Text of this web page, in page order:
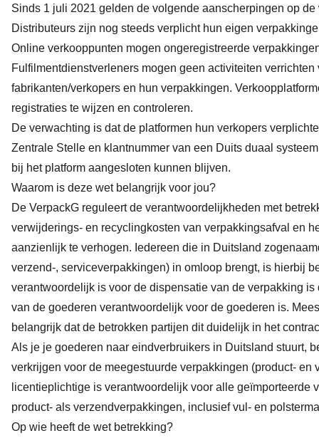
Sinds 1 juli 2021 gelden de volgende aanscherpingen op de
Distributeurs zijn nog steeds verplicht hun eigen
Online verkooppunten mogen ongeregistreerde
Fulfilmentdienstverleners mogen geen activiteiten
fabrikanten/verkopers en hun verpakkingen.
registraties te wijzen en controleren.
De verwachting is dat de platformen hun verkopers
Zentrale Stelle en klantnummer van een Duits duaal
bij het platform aangesloten kunnen blijven.
Waarom is deze wet belangrijk voor jou?
De VerpackG reguleert de verantwoordelijkheden met
verwijderings- en recyclingkosten van verpakkingsafval en
aanzienlijk te verhogen. Iedereen die in Duitsland
verzend-, serviceverpakkingen) in omloop brengt, is hierbij
verantwoordelijk is voor de dispensatie van de verpakking
van de goederen verantwoordelijk voor de goederen is.
belangrijk dat de betrokken partijen dit duidelijk in het
Als je je goederen naar eindverbruikers in Duitsland stuurt,
verkrijgen voor de meegestuurde verpakkingen (product- en
licentieplichtige is verantwoordelijk voor alle geïmporteerde
product- als verzendverpakkingen, inclusief vul- en
Op wie heeft de wet betrekking?